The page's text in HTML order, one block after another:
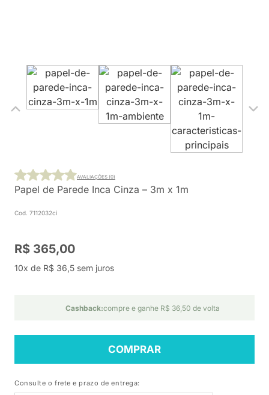
Papel de Parede Inca Cinza – 3m x 1m
Cod. 7112032ci
AVALIAÇÕES (0)
R$ 365,00
10x de R$ 36,5 sem juros
Cashback:compre e ganhe R$ 36,50 de volta
COMPRAR
Consulte o frete e prazo de entrega: